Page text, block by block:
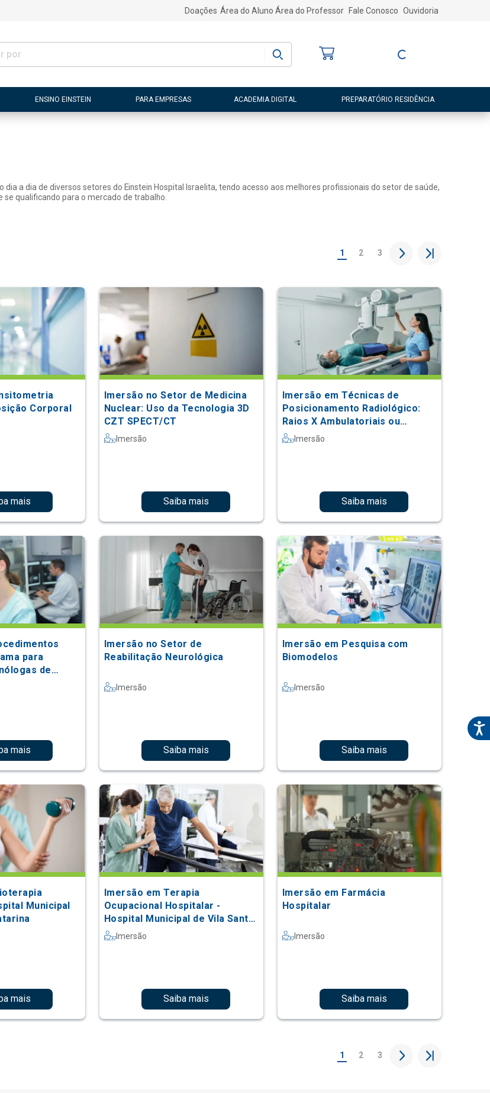
Doações Área do Aluno Área do Professor Fale Conosco Ouvidoria
Entre ou Cadastre-
ENSINO EINSTEIN PARA EMPRESAS ACADEMIA DIGITAL PREPARATÓRIO RESIDÊNCIA
dia a dia de diversos setores do Einstein Hospital Israelita, tendo acesso aos melhores profissionais do setor de saúde,
qualificando para o mercado de trabalho.
1 2 3
Corporal
mais
Imersão no Setor de Medicina
Nuclear: Uso da Tecnologia 3D
CZT SPECT/CT
Imersão
Saiba mais
Imersão em Técnicas de
Posicionamento Radiológico:
Raios X Ambulatoriais ou
Exames Contrastados
Imersão
Saiba mais
para
de
mais
Imersão no Setor de
Reabilitação Neurológica
Imersão
Saiba mais
Imersão em Pesquisa com
Biomodelos
Imersão
Saiba mais
Municipal
mais
Imersão em Terapia
Ocupacional Hospitalar -
Hospital Municipal de Vila Santa
Catarina
Imersão
Saiba mais
Imersão em Farmácia
Hospitalar
Imersão
Saiba mais
1 2 3